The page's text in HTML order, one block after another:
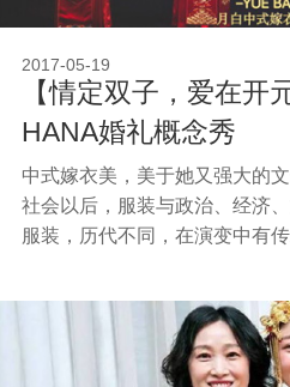
2017-05-19
【情定双子，爱在开
HANA婚礼概念秀
中式嫁衣美，美于她又强大的
社会以后，服装与政治、经济
服装，历代不同，在演变中有